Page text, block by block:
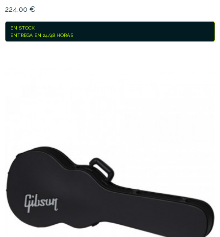
224,00 €
EN STOCK
ENTREGA EN 24/48 HORAS